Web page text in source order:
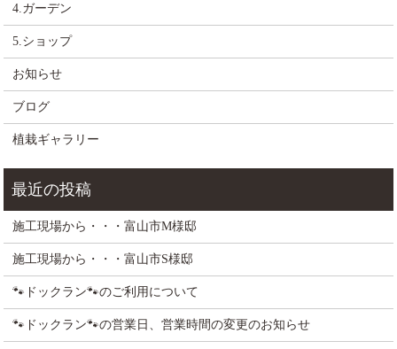
4.ガーデン
5.ショップ
お知らせ
ブログ
植栽ギャラリー
施工現場から・・・富山市M様邸
施工現場から・・・富山市S様邸
🐾ドックラン🐾のご利用について
🐾ドックラン🐾の営業日、営業時間の変更のお知らせ